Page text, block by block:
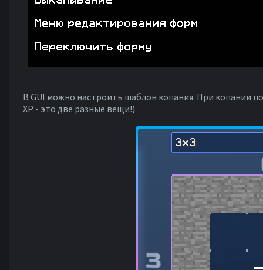
В GUI можно настроить шаблон копания. При копании
XP - это две разные вещи!).